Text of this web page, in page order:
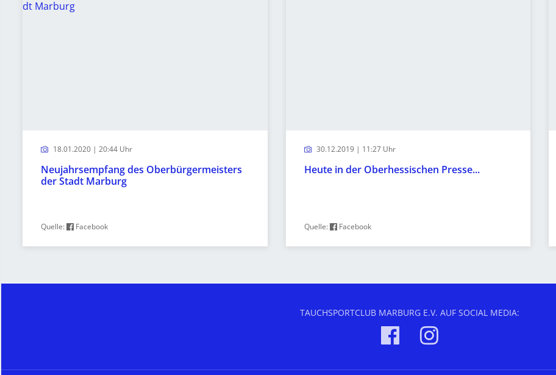
18.01.2020 | 20:44 Uhr
Neujahrsempfang des Oberbürgermeisters
der Stadt Marburg
Quelle: Facebook
30.12.2019 | 11:27 Uhr
Heute in der Oberhessischen Presse...
Quelle: Facebook
TAUCHSPORTCLUB MARBURG E.V. AUF SOCIAL MEDIA: